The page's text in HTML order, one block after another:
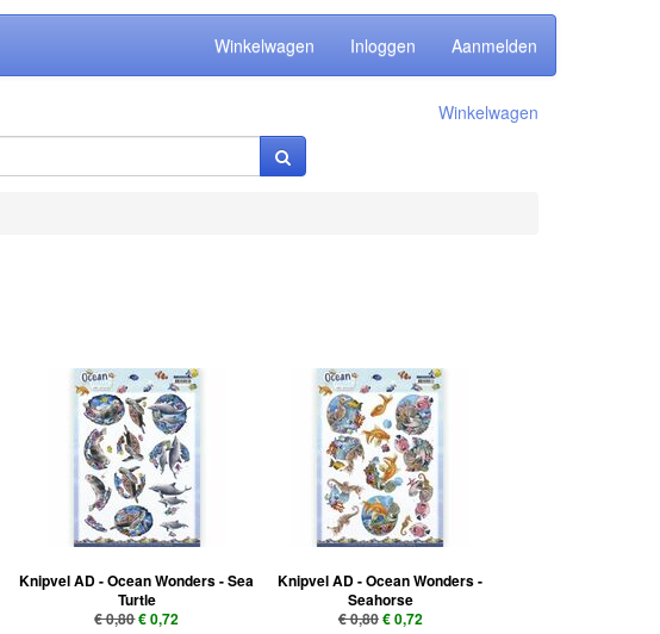
Winkelwagen Inloggen Aanmelden
Winkelwagen
Knipvel AD - Ocean Wonders - Sea
Turtle
€ 0,80€ 0,72
Knipvel AD - Ocean Wonders -
Seahorse
€ 0,80€ 0,72